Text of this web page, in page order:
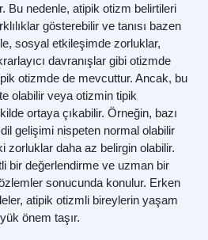
Bu nedenle, atipik otizm belirtileri
gösterebilir ve tanısı bazen
sosyal etkileşimde zorluklar,
davranışlar gibi otizmde
otizmde de mevcuttur. Ancak, bu
olabilir veya otizmin tipik
ortaya çıkabilir. Örneğin, bazı
gelişimi nispeten normal olabilir
zorluklar daha az belirgin olabilir.
bir değerlendirme ve uzman bir
sonucunda konulur. Erken
atipik otizmli bireylerin yaşam
önem taşır.